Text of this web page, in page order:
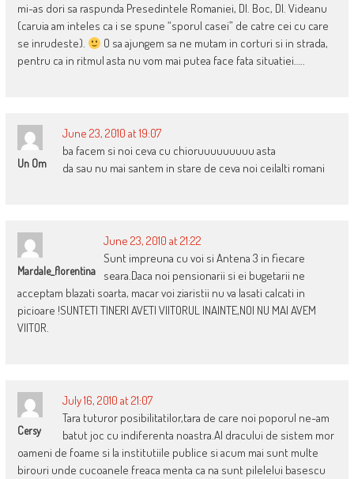
mi-as dori sa raspunda Presedintele Romaniei, Dl. Boc, Dl. Videanu
(caruia am inteles ca i se spune “sporul casei” de catre cei cu care
se inrudeste).
O sa ajungem sa ne mutam in corturi si in strada,
pentru ca in ritmul asta nu vom mai putea face fata situatiei…..
Un Om
June 23, 2010 at 19:07
ba facem si noi ceva cu chioruuuuuuuuu asta
da sau nu mai santem in stare de ceva noi ceilalti romani
Mardale_florentina
June 23, 2010 at 21:22
Sunt impreuna cu voi si Antena 3 in fiecare
seara.Daca noi pensionarii si ei bugetarii ne
acceptam blazati soarta, macar voi ziaristii nu va lasati calcati in
picioare !SUNTETI TINERI AVETI VIITORUL INAINTE,NOI NU MAI AVEM
VIITOR.
Cersy
July 16, 2010 at 21:07
Tara tuturor posibilitatilor,tara de care noi poporul ne-am
batut joc cu indiferenta noastra.Al dracului de sistem mor
oameni de foame si la institutiile publice si acum mai sunt multe
birouri unde cucoanele freaca menta ca na sunt pilelelui basescu